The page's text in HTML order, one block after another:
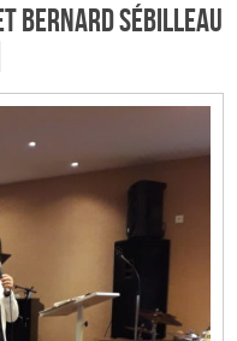
Bernard Sébilleau